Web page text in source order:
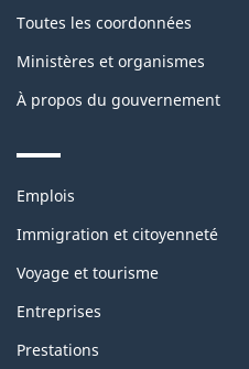
Toutes les coordonnées
Ministères et organismes
À propos du gouvernement
Themes
topics
Emplois
Immigration et citoyenneté
Voyage et tourisme
Entreprises
Prestations